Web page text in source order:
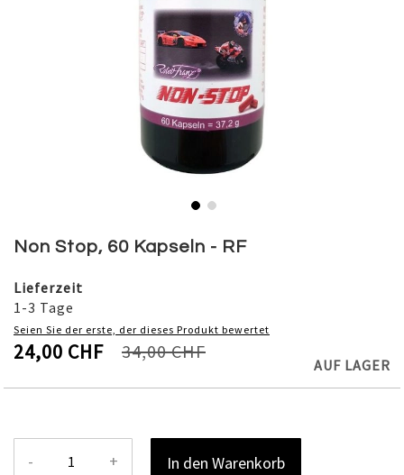
to
beginning
of
the
images
gallery
Non Stop, 60 Kapseln - RF
Lieferzeit
1-3 Tage
Seien Sie der erste, der dieses Produkt bewertet
24,00 CHF 34,00 CHF
AUF LAGER
- + In den Warenkorb